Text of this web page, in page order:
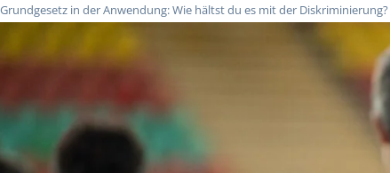
Grundgesetz in der Anwendung: Wie hältst du es mit der Diskriminierung?